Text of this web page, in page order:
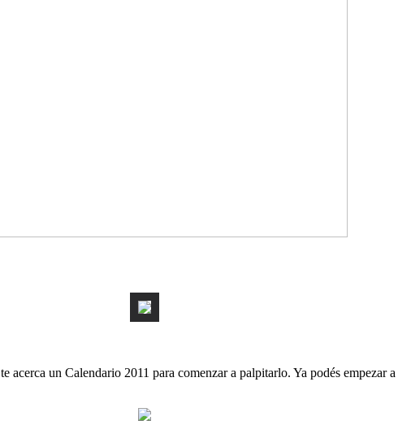
te acerca un Calendario 2011 para comenzar a palpitarlo. Ya podés empezar